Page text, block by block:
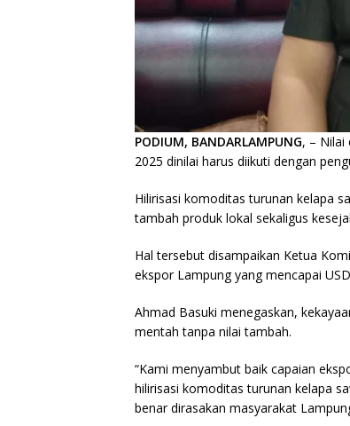
PODIUM, BANDARLAMPUNG, – Nilai
2025 dinilai harus diikuti dengan
Hilirisasi komoditas turunan kelapa
tambah produk lokal sekaligus
Hal tersebut disampaikan Ketua
ekspor Lampung yang mencapai
Ahmad Basuki menegaskan,
mentah tanpa nilai tambah.
“Kami menyambut baik capaian
hilirisasi komoditas turunan kelapa
benar dirasakan masyarakat